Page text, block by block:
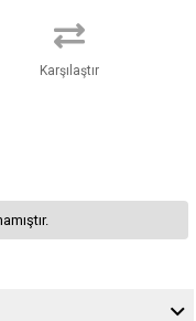
Karşılaştır